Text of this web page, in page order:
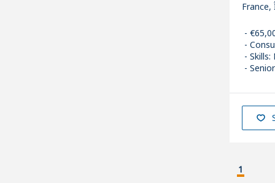
France,
Skills:
1